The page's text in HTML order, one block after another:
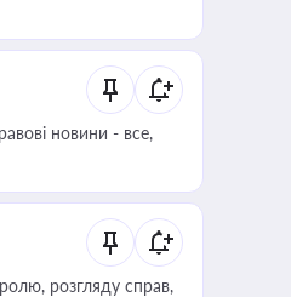
новини - все,
розгляду справ,